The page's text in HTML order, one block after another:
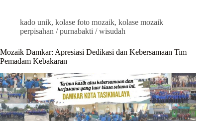
kado unik, kolase foto mozaik, kolase mozaik
perpisahan / purnabakti / wisudah
Mozaik Damkar: Apresiasi Dedikasi dan Kebersamaan Tim
Pemadam Kebakaran